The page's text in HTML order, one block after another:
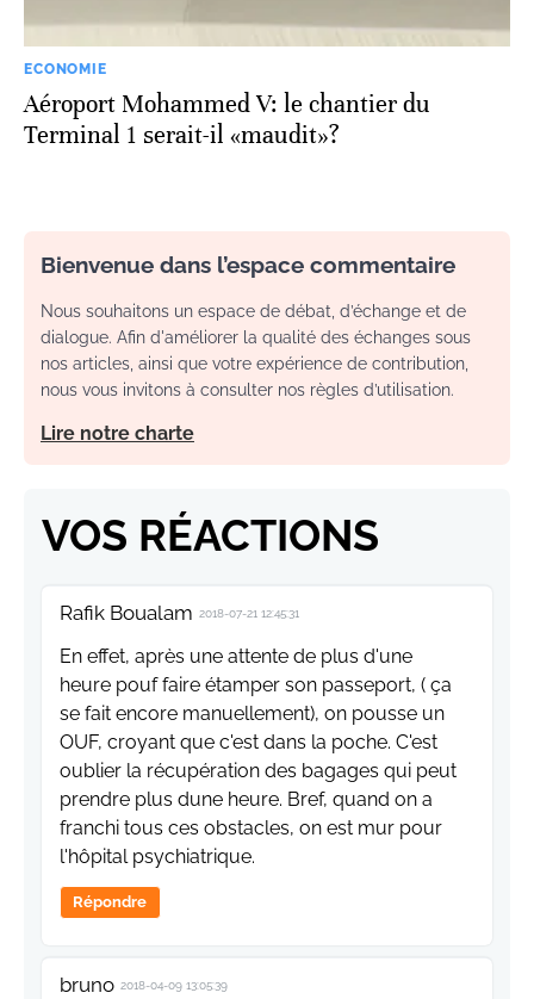
ECONOMIE
Aéroport Mohammed V: le chantier du
Terminal 1 serait-il «maudit»?
Bienvenue dans l’espace commentaire
Nous souhaitons un espace de débat, d’échange et de
dialogue. Afin d'améliorer la qualité des échanges sous
nos articles, ainsi que votre expérience de contribution,
nous vous invitons à consulter nos règles d’utilisation.
Lire notre charte
VOS RÉACTIONS
Rafik Boualam 2018-07-21 12:45:31
En effet, après une attente de plus d'une
heure pouf faire étamper son passeport, ( ça
se fait encore manuellement), on pousse un
OUF, croyant que c'est dans la poche. C'est
oublier la récupération des bagages qui peut
prendre plus dune heure. Bref, quand on a
franchi tous ces obstacles, on est mur pour
l'hôpital psychiatrique.
Répondre
bruno 2018-04-09 13:05:39